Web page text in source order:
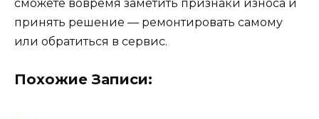
сможете вовремя заметить признаки износа и
принять решение — ремонтировать самому
или обратиться в сервис.
Похожие Записи: